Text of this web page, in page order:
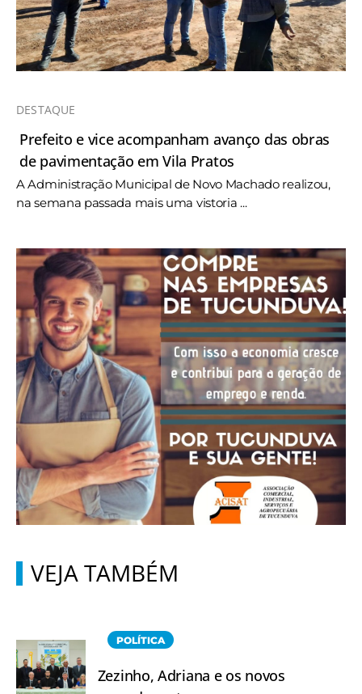
DESTAQUE
Prefeito e vice acompanham avanço das obras
de pavimentação em Vila Pratos
A Administração Municipal de Novo Machado realizou,
na semana passada mais uma vistoria ...
VEJA TAMBÉM
POLÍTICA
Zezinho, Adriana e os novos